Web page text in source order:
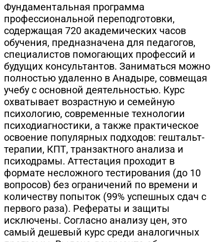
Фундаментальная программа
профессиональной переподготовки,
содержащая 720 академических часов
обучения, предназначена для педагогов,
специалистов помогающих профессий и
будущих консультантов. Заниматься можно
полностью удаленно в Анадыре, совмещая
учебу с основной деятельностью. Курс
охватывает возрастную и семейную
психологию, современные технологии
психодиагностики, а также практическое
освоение популярных подходов: гештальт-
терапии, КПТ, транзактного анализа и
психодрамы. Аттестация проходит в
формате несложного тестирования (до 10
вопросов) без ограничений по времени и
количеству попыток (99% успешных сдач с
первого раза). Рефераты и защиты
исключены. Согласно анализу цен, это
самый дешевый курс среди аналогичных